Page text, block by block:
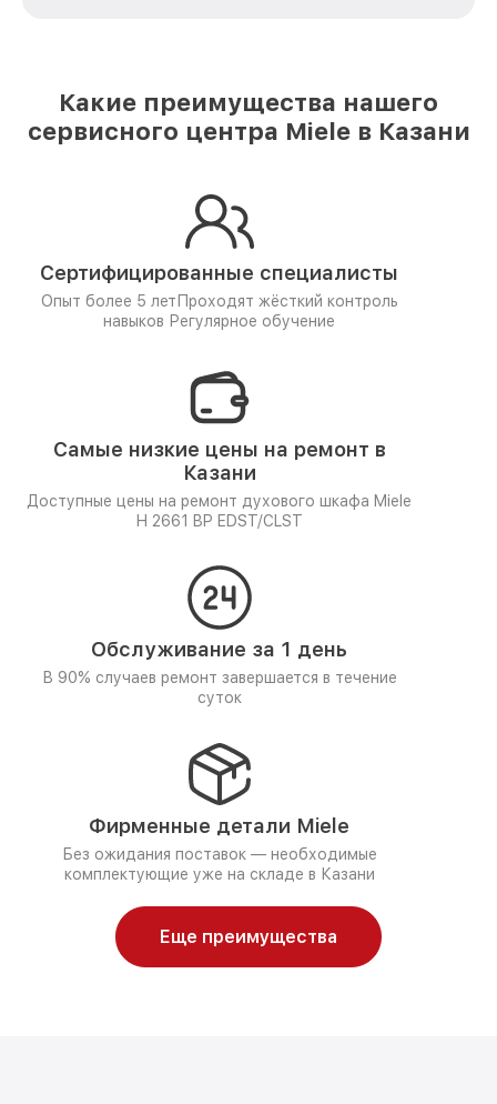
Какие преимущества нашего
сервисного центра Miele в Казани
Сертифицированные специалисты
Опыт более 5 лет Проходят жёсткий контроль
навыков Регулярное обучение
Самые низкие цены на ремонт в
Казани
Доступные цены на ремонт духового шкафа Miele
H 2661 BP EDST/CLST
Обслуживание за 1 день
В 90% случаев ремонт завершается в течение
суток
Фирменные детали Miele
Без ожидания поставок — необходимые
комплектующие уже на складе в Казани
Еще преимущества